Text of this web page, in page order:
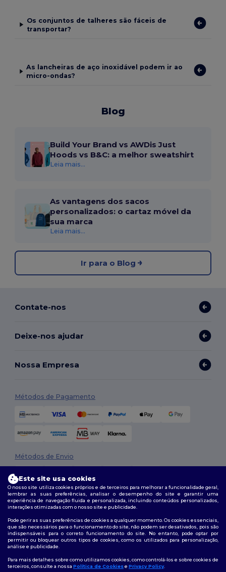
Os conjuntos de talheres são fáceis de
transportar?
As lancheiras de aço inoxidável podem ir ao
micro-ondas?
Blog
Build Your Brand vs AWDis Just
Hoods vs B&C: a melhor sweatshirt
Leia mais...
As vantagens dos sacos
personalizados: o cartaz móvel da
sua marca
Leia mais...
Ir para o Blog
Contate-nos
Deixe-nos ajudar
Nossa Empresa
Métodos de Pagamento
Métodos de Envio
2026. Todos os direitos reservados
Siga-nos
Este site usa cookies
O nosso site utiliza cookies próprios e de terceiros para melhorar a funcionalidade geral,
lembrar as suas preferências, analisar o desempenho do site e garantir uma
experiência de navegação fluida e personalizada, incluindo conteúdos personalizados,
interações otimizadas com o nosso site e publicidade.
Pode gerir as suas preferências de cookies a qualquer momento. Os cookies essenciais,
que são necessários para o funcionamento do site, não podem ser desativados, pois são
indispensáveis para o correto funcionamento do site. No entanto, pode optar por
permitir ou bloquear outros tipos de cookies, como os utilizados para personalização,
análise e publicidade.
Para mais detalhes sobre como utilizamos cookies, como controlá-los e sobre cookies de
terceiros, consulte a nossa Política de Cookiese Privacy Policy.